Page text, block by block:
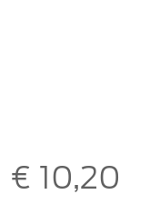
€ 10,20